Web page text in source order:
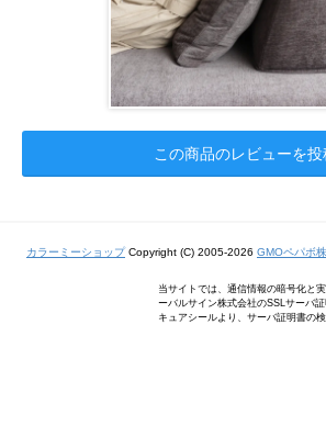
この商品のレビューを投
カラーミーショップCopyright (C) 2005-2026 GMOペパボ
当サイトでは、通信情報の暗号化と
ーバルサイン株式会社のSSLサーバ
キュアシールより、サーバ証明書の